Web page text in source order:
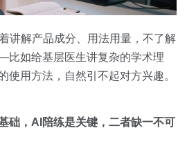
着讲解产品成分、用法用量，不了解
如给基层医生讲复杂的学术理
使用方法，自然引不起对方兴趣。
础，AI陪练是关键，二者缺一不可